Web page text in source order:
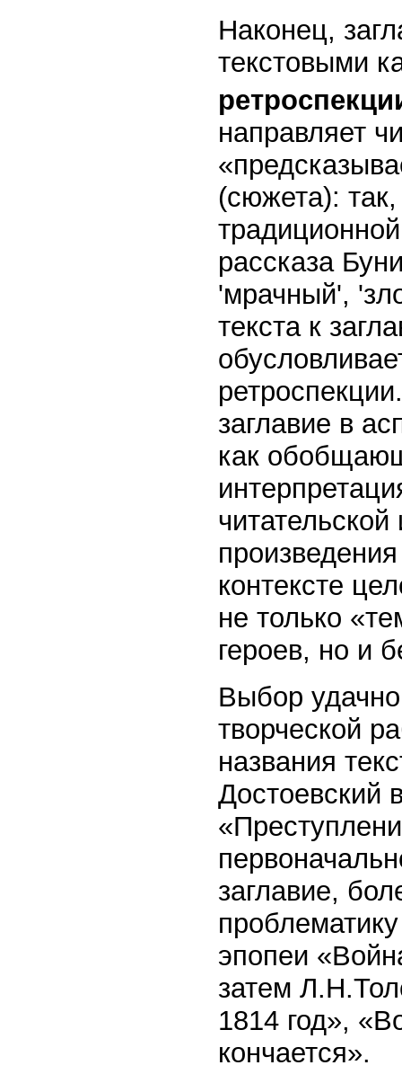
Наконец,
текстовыми
направляет
(сюжета):
рассказа
'мрачный',
текста к
заглавие в
как
контексте
не только
героев, но и
Выбор
творческой
названия
Достоевский
заглавие,
эпопеи
затем
1814 год»,
кончается».